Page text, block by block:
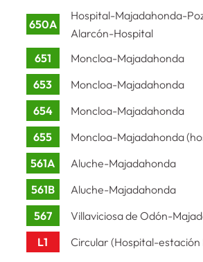
650A
Hospital-Majadahonda-
Alarcón-Hospital
651
Moncloa-Majadahonda
653
Moncloa-Majadahonda
654
Moncloa-Majadahonda
655
Moncloa-Majadahonda
561A
Aluche-Majadahonda
561B
Aluche-Majadahonda
567
Villaviciosa de Odón-
L1
Circular (Hospital-estación